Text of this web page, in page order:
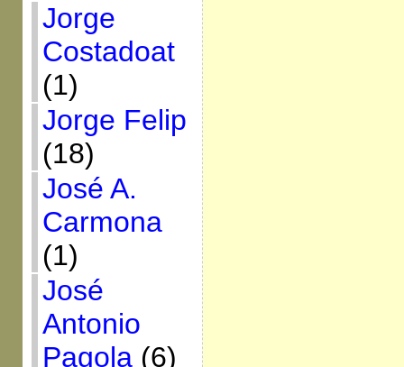
Jorge
Costadoat
(1)
Jorge Felip
(18)
José A.
Carmona
(1)
José
Antonio
Pagola(6)